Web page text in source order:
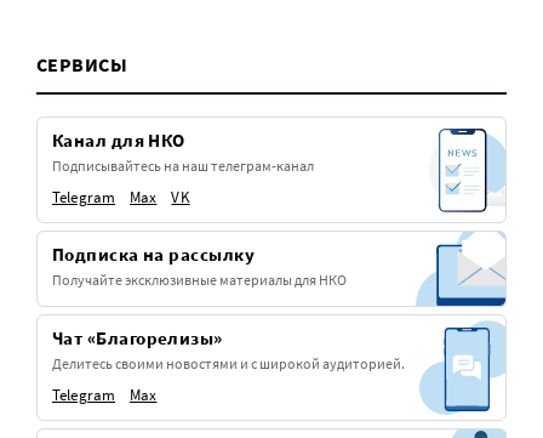
СЕРВИСЫ
Канал для НКО
Подписывайтесь на наш телеграм-канал
Telegram Max VK
Подписка на рассылку
Получайте эксклюзивные материалы для НКО
Чат «Благорелизы»
Делитесь своими новостями и с широкой аудиторией.
Telegram Max